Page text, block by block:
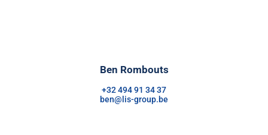
Ben Rombouts
+32 494 91 34 37
ben@lis-group.be